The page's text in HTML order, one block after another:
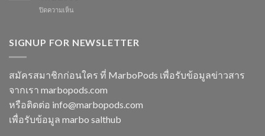
2568
พลาด
ใช้
หลาก
เลือก
ที่
ตอบ
โจทย์
ในปี
2568
ปิดความเห็น
puff
แล้ว
ทิ้ง
บุหรี่
ยอด
นิยม
SIGNUP FOR NEWSLETTER
สมัครสมาชิกก่อนใคร ที่ MarboPods เพื่อรับข้อมูลข่าวสาร
จากเรา marbopods.com
หรือติดต่อ info@marbopods.com
เพื่อรับข้อมูล marbo salthub